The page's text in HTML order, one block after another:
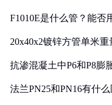
F1010E是什么管？能否
20x40x2镀锌方管单米
抗渗混凝土中P6和P8膨
法兰PN25和PN16有什么